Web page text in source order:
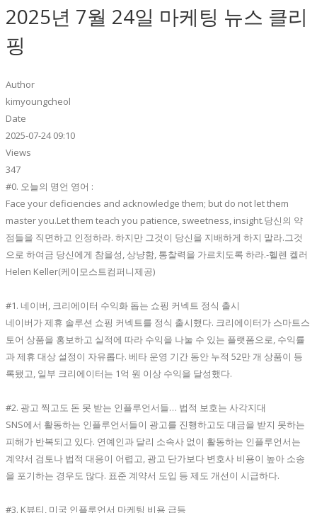
2025년 7월 24일 마케팅 뉴스 클리
핑
Author
kimyoungcheol
Date
2025-07-24 09:10
Views
347
#0. 오늘의 명언 영어 :
Face your deficiencies and acknowledge them; but do not let them
master you.Let them teach you patience, sweetness, insight.당신의 약
점들을 직면하고 인정하라. 하지만 그것이 당신을 지배하게 하지 말라.그것
으로 하여금 당신에게 참을성, 상냥함, 통찰력을 가르치도록 하라.-헬렌 켈러
Helen Keller(케이모스트컴퍼니제공)
#1. 네이버, 크리에이터 수익화 돕는 쇼핑 커넥트 정식 출시
네이버가 제휴 솔루션 쇼핑 커넥트를 정식 출시했다. 크리에이터가 스마트스
토어 상품을 홍보하고 실적에 따라 수익을 나눌 수 있는 플랫폼으로, 수익률
과 제휴 대상 설정이 자유롭다. 베타 운영 기간 동안 누적 52만 개 상품이 등
록됐고, 일부 크리에이터는 1억 원 이상 수익을 달성했다.
#2. 광고 찍고도 돈 못 받는 인플루언서들… 법적 보호는 사각지대
SNS에서 활동하는 인플루언서들이 광고를 진행하고도 대금을 받지 못하는
피해가 반복되고 있다. 연예인과 달리 소속사 없이 활동하는 인플루언서는
계약서 검토나 법적 대응이 어렵고, 광고 단가보다 변호사 비용이 높아 소송
을 포기하는 경우도 많다. 표준 계약서 도입 등 제도 개선이 시급하다.
#3. K뷰티, 미국 인플루언서 마케팅 비용 급등